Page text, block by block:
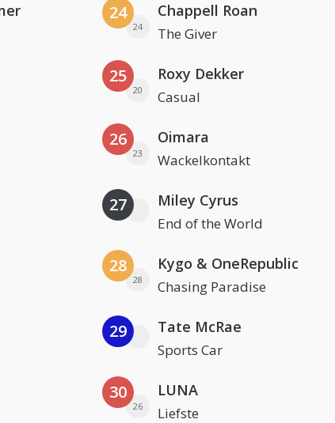
24
24
Chappell Roan
The Giver
25
20
Roxy Dekker
Casual
26
23
Oimara
Wackelkontakt
27 Miley Cyrus
End of the World
28
28
Kygo & OneRepublic
Chasing Paradise
29 Tate McRae
Sports Car
30
26
LUNA
Liefste